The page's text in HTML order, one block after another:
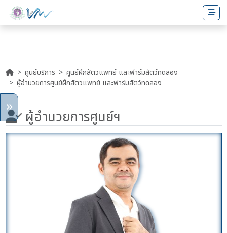
ศูนย์บริการ
ศูนย์ฝึกสัตวแพทย์ และฟาร์มสัตว์ทดลอง
ผู้อำนวยการศูนย์ฝึกสัตวแพทย์ และฟาร์มสัตว์ทดลอง
ผู้อำนวยการศูนย์ฯ